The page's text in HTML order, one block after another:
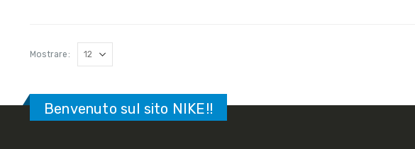
Mostrare:
Benvenuto sul sito NIKE!!